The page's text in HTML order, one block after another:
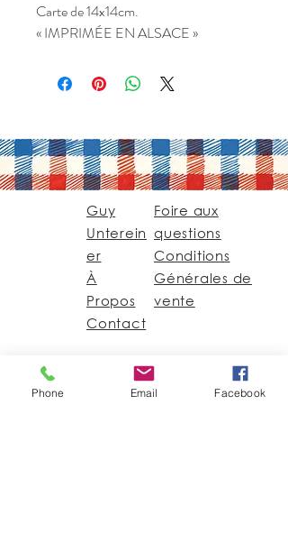
Carte de 14x14cm.
« IMPRIMÉE EN ALSACE »
Guy
Unterein
er
À
Propos
Contact
Foire aux
questions
Conditions
Générales de
vente
Guy@GuyUntereiner.fr
8 rue du Général
Phone Email Facebook